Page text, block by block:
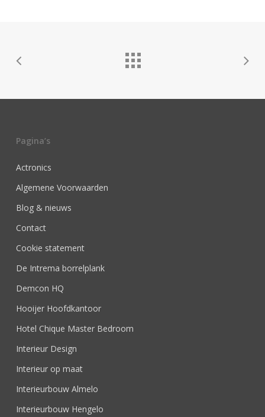
Pagina’s
Actronics
Algemene Voorwaarden
Blog & nieuws
Contact
Cookie statement
De Intrema borrelplank
Demcon HQ
Hooijer Hoofdkantoor
Hotel Chique Master Bedroom
Interieur Design
Interieur op maat
Interieurbouw Almelo
Interieurbouw Hengelo